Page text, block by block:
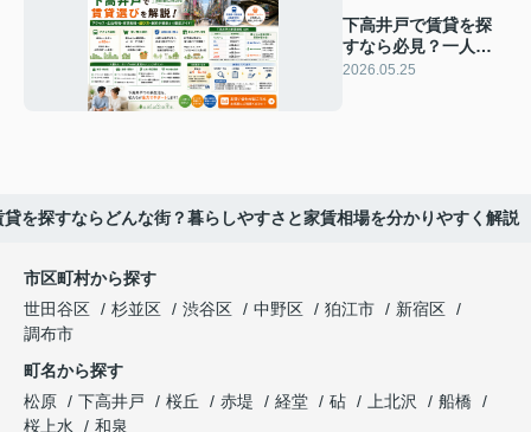
下高井戸で賃貸を探
すなら必見？一人暮
らしやカップル向け
2026.05.25
貸を探すならどんな街？暮らしやすさと家賃相場を分かりやすく解説
市区町村から探す
世田谷区
杉並区 渋谷区 中野区 狛江市
新宿区
調布市
町名から探す
松原
下高井戸 桜丘 赤堤 経堂 砧 上北沢
船橋
桜上水
和泉